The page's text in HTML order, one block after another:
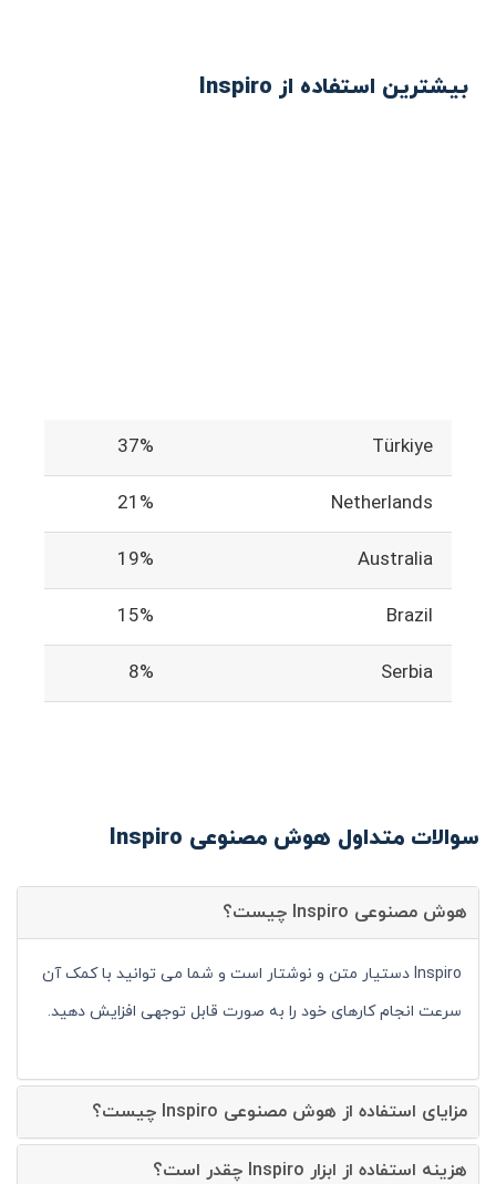
بیشترین استفاده از Inspiro
Türkiye
37%
Netherlands
21%
Australia
19%
Brazil
15%
Serbia
8%
سوالات متداول هوش مصنوعی Inspiro
هوش مصنوعی Inspiro چیست؟
Inspiro دستیار متن و نوشتار است و شما می توانید با کمک آن
سرعت انجام کارهای خود را به صورت قابل توجهی افزایش دهید.
مزایای استفاده از هوش مصنوعی Inspiro چیست؟
هزینه استفاده از ابزار Inspiro چقدر است؟